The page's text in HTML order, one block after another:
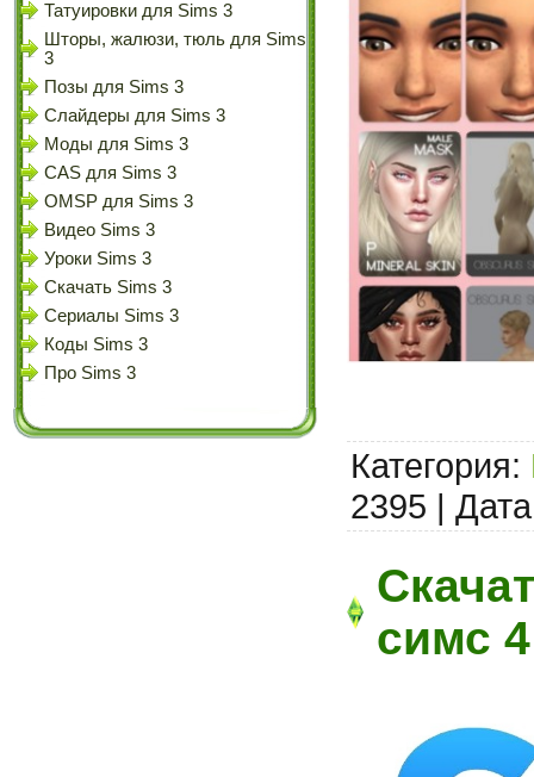
Татуировки для Sims 3
Шторы, жалюзи, тюль для Sims
3
Позы для Sims 3
Слайдеры для Sims 3
Моды для Sims 3
CAS для Sims 3
OMSP для Sims 3
Видео Sims 3
Уроки Sims 3
Скачать Sims 3
Сериалы Sims 3
Коды Sims 3
Про Sims 3
Категория:
2395 |
симс